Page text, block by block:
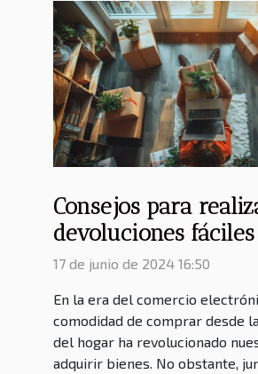
Consejos para
devoluciones
eficientes de
17 de junio de 2024 16:50
En la era del comercio
comodidad de comprar desde
del hogar ha revolucionado
adquirir bienes. No obstante,